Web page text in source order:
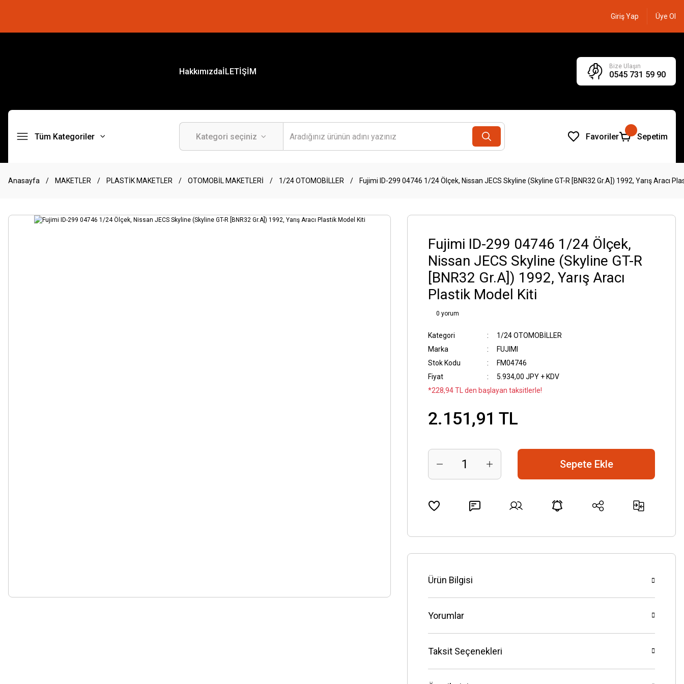
Giriş Yap Üye Ol
HakkımızdaİLETİŞİM
Bize Ulaşın
0545 731 59 90
Tüm Kategoriler Favoriler Sepetim
Anasayfa MAKETLER PLASTİK MAKETLER OTOMOBİL MAKETLERİ 1/24 OTOMOBİLLER Fujimi ID-299 04746 1/24 Ölçek, Nissan JECS Skyline (Skyline GT-R [BNR32 Gr.A]) 1992, Yarış Aracı
Fujimi ID-299 04746 1/24 Ölçek,
Nissan JECS Skyline (Skyline GT-R
[BNR32 Gr.A]) 1992, Yarış Aracı
Plastik Model Kiti
0 yorum
Kategori
1/24 OTOMOBİLLER
Marka
FUJIMI
Stok Kodu
FM04746
Fiyat
5.934,00 JPY + KDV
*228,94 TL den başlayan taksitlerle!
2.151,91 TL
Sepete Ekle
Ürün Bilgisi
Yorumlar
Taksit Seçenekleri